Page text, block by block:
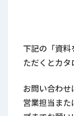
下記の「資
ただくとカタ
お問い合わせ
営業担当ま